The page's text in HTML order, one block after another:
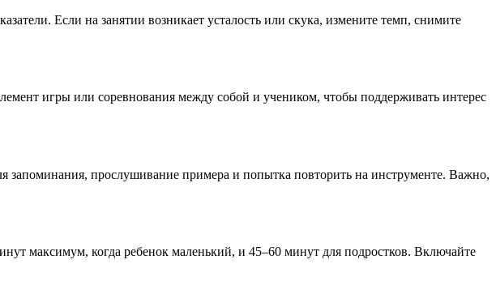
Если на занятии возникает усталость или скука, измените темп, снимите
игры или соревнования между собой и учеником, чтобы поддерживать интерес
запоминания, прослушивание примера и попытка повторить на инструменте. Важно,
максимум, когда ребенок маленький, и 45–60 минут для подростков. Включайте